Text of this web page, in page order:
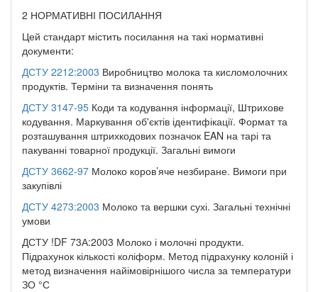
2 НОРМАТИВНІ ПОСИЛАННЯ
Цей стандарт містить посилання на такі нормативні
документи:
ДСТУ 2212:2003 Виробництво молока та кисломолочних
продуктів. Терміни та визначення понять
ДСТУ 3147-95 Коди та кодування інформації, Штрихове
кодування. Маркування об'єктів ідентифікації. Формат та
розташування штрихкодових позначок EAN на тарі та
пакуванні товарної продукції. Загальні вимоги
ДСТУ 3662-97 Молоко коров’яче незбиране. Вимоги при
закупівлі
ДСТУ 4273:2003 Молоко та вершки сухі. Загальні технічні
умови
ДСТУ !DF 73А:2003 Молоко і молочні продукти.
Підрахунок кількості коліформ. Метод підрахунку колоній і
метод визначення найімовірнішого числа за температури
ЗО °С